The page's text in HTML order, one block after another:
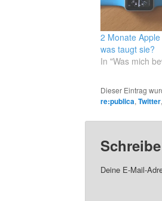
2 Monate
was taugt sie?
In "Was mich
Dieser Eintrag
re:publica, Twitter,
Deine E-Mail-